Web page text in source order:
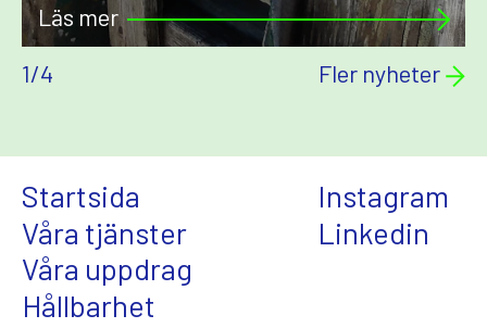
Läs mer
1/4 Fler nyheter
Startsida
Våra tjänster
Våra uppdrag
Hållbarhet
Instagram
Linkedin